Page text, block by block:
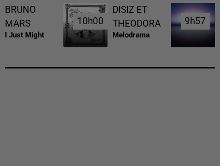
BRUNO
MARS
I Just Might
10h00
10h00
DISIZ ET
THEODORA
Melodrama
9h57
9h57